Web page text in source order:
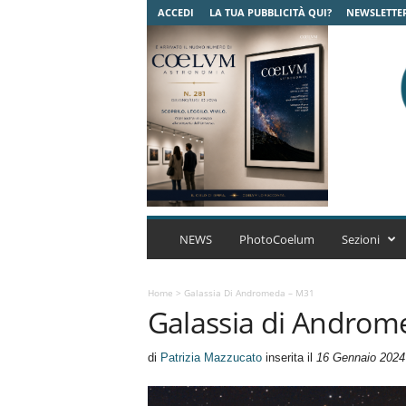
ACCEDI LA TUA PUBBLICITÀ QUI?
C
A
r
NEWS PhotoCoelum Sezioni
Home > Galassia Di Andromeda – M31
Galassia di
di Patrizia Mazzucatoinserita il 16 Gennaio 2024